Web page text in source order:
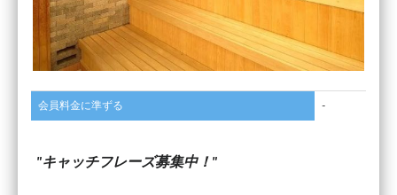
会員料金に準ずる -
キャッチフレーズ募集中！